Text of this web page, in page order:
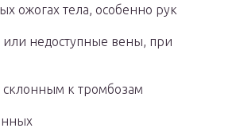
ожогах тела, особенно рук
недоступные вены, при
склонным к тромбозам